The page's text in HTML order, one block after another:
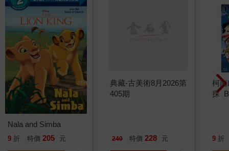
Nala and Simba
9 折 特價 205 元
典藏-古美術8月2026第
405期
240 特價 228 元
柯
探
9 折